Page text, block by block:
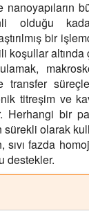
olduğu
bir
koşullar altında
titreşim ve
Herhangi bir
olarak
fazda
destekler.